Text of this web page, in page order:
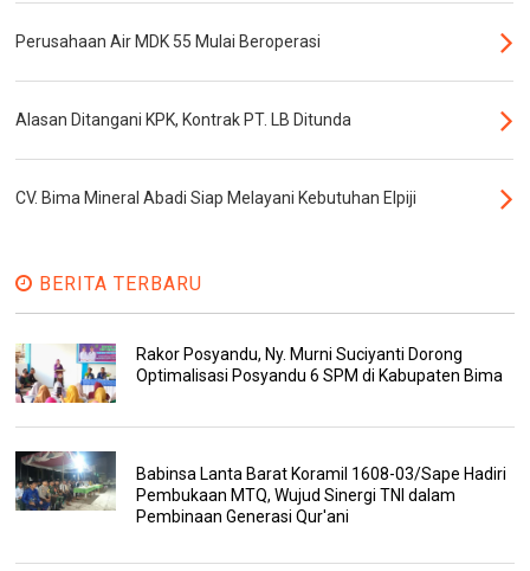
Perusahaan Air MDK 55 Mulai Beroperasi
Alasan Ditangani KPK, Kontrak PT. LB Ditunda
CV. Bima Mineral Abadi Siap Melayani Kebutuhan Elpiji
BERITA TERBARU
Rakor Posyandu, Ny. Murni Suciyanti Dorong
Optimalisasi Posyandu 6 SPM di Kabupaten Bima
Babinsa Lanta Barat Koramil 1608-03/Sape Hadiri
Pembukaan MTQ, Wujud Sinergi TNI dalam
Pembinaan Generasi Qur'ani